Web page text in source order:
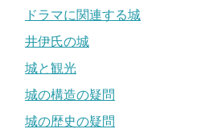
ドラマに関連する城
井伊氏の城
城と観光
城の構造の疑問
城の歴史の疑問